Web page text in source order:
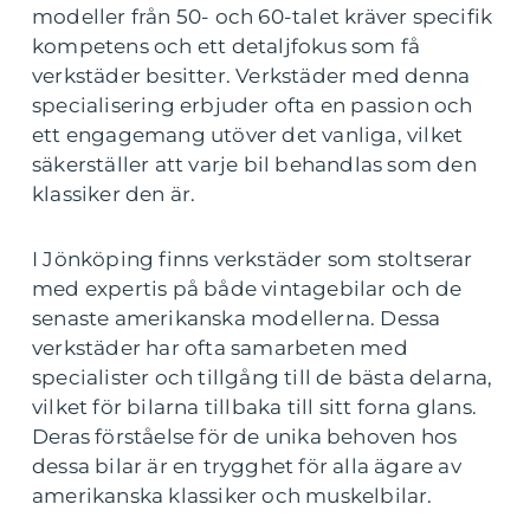
modeller från 50- och 60-talet kräver specifik
kompetens och ett detaljfokus som få
verkstäder besitter. Verkstäder med denna
specialisering erbjuder ofta en passion och
ett engagemang utöver det vanliga, vilket
säkerställer att varje bil behandlas som den
klassiker den är.
I Jönköping finns verkstäder som stoltserar
med expertis på både vintagebilar och de
senaste amerikanska modellerna. Dessa
verkstäder har ofta samarbeten med
specialister och tillgång till de bästa delarna,
vilket för bilarna tillbaka till sitt forna glans.
Deras förståelse för de unika behoven hos
dessa bilar är en trygghet för alla ägare av
amerikanska klassiker och muskelbilar.